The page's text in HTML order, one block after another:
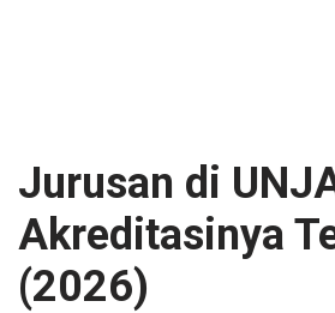
Jurusan di
Akreditasinya
(2026)